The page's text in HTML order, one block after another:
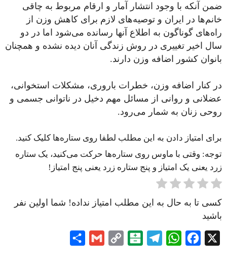
ضمن آنکه با وجود انتشار آمار و ارقام مربوط به چاقی
خانم‌ها در ایران و توصیه‌های لازم برای کاهش وزن از
راه‌های گوناگون به اطلاع آنها رسانده می‌شود اما در دو
سال اخیر تغییری در روش زندگی آنان دیده نشده و همچنان
بانوان کشور
اضافه وزن دارند.
در کنار اضافه وزن، خطرات باروری، مشکلات استخوانی،
عضلانی و روانی از مسائل مهم دخیل در ناتوانی جسمی و
روحی زنان به شمار می‌رود.
برای امتیاز دادن به این مطلب لطفا روی ستاره‌ها کلیک کنید.
توجه: وقتی با ماوس روی ستاره‌ها حرکت می‌کنید، یک ستاره
زرد یعنی یک امتیاز و پنج ستاره زرد یعنی پنج امتیاز!
کسی تا به حال به این مطلب امتیاز نداده! شما اولین نفر
باشید
X
Facebook
WhatsApp
Telegram
Balatarin
Copy
Gmail